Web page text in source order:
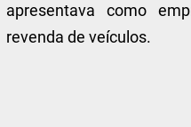
apresentava como
revenda de veículos.